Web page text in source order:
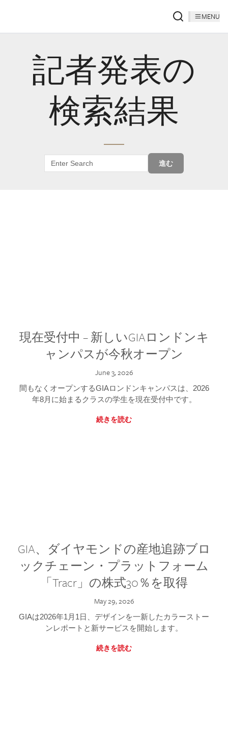
MENU
記者発表の
検索結果
進む
現在受付中 – 新しいGIAロンドンキ
ャンパスが今秋オープン
June 3, 2026
間もなくオープンするGIAロンドンキャンパスは、2026
年8月に始まるクラスの学生を現在受付中です。
続きを読む
GIA、ダイヤモンドの産地追跡ブロ
ックチェーン・プラットフォーム
「Tracr」の株式30％を取得
May 29, 2026
GIAは2026年1月1日、デザインを一新したカラーストー
ンレポートと新サービスを開始します。
続きを読む